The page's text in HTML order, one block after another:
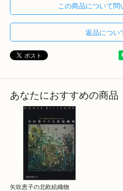
この商品について問
返品につい
あなたにおすすめの商品
矢吹恵子の北欧絵織物